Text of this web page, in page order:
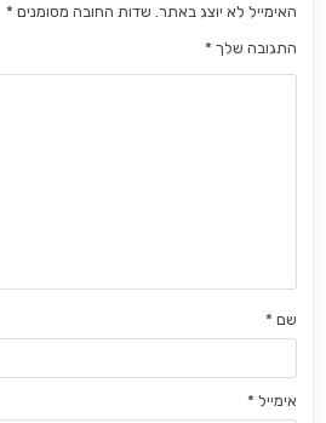
האימייל לא יוצג באתר. שדות החובה מסומנים *
התגובה שלך *
שם *
אימייל *